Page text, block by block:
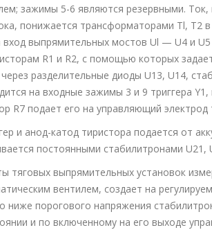
зажимы 5-6 являются резервными.
понижается трансформаторами Tl, Т2 в
вход выпрямительных мостов Ul — U4 и
R1 и R2, с помощью которых
разделительные диоды U13, U14,
на входные зажимы 3 и 9 триггера Y1,
R7 подает его на управляющий электрод
и анод-катод тиристора подается от
постоянными стабилитронами U21,
тяговых выпрямительных установок
вентилем, создает на
ниже порогового напряжения
и по включенному на его выходе